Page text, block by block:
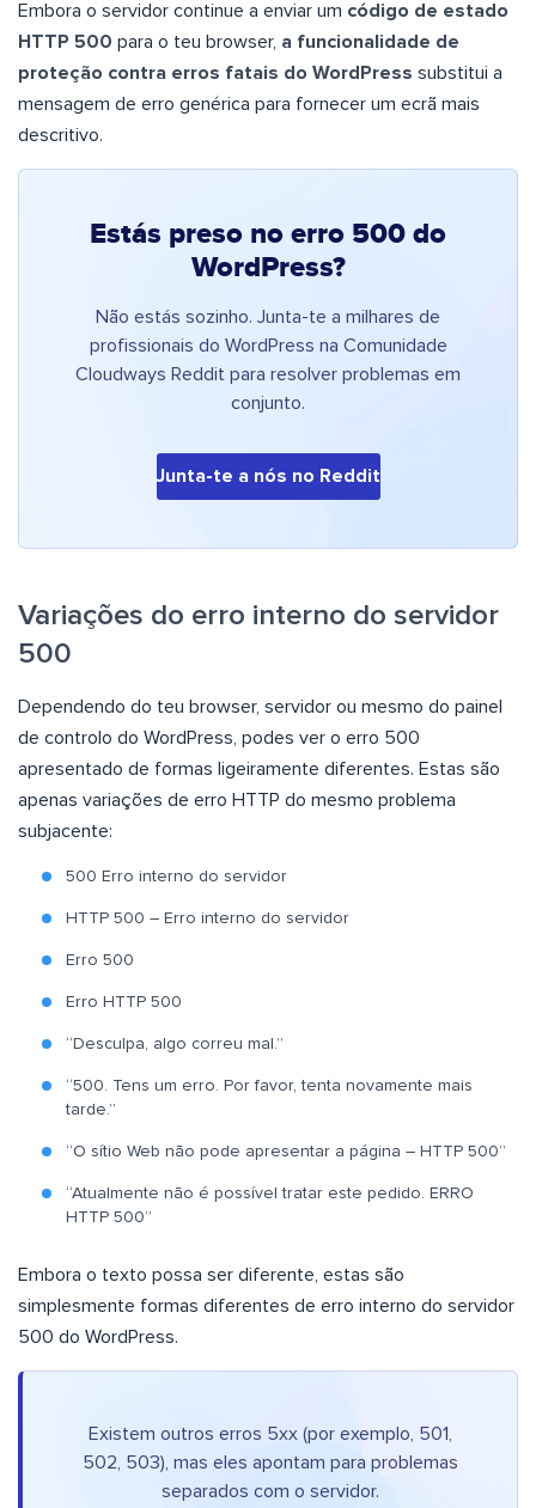
Embora o servidor continue a enviar um código de estado
HTTP 500 para o teu browser, a funcionalidade de
proteção contra erros fatais do WordPress substitui a
mensagem de erro genérica para fornecer um ecrã mais
descritivo.
Estás preso no erro 500 do
WordPress?
Não estás sozinho. Junta-te a milhares de
profissionais do WordPress na Comunidade
Cloudways Reddit para resolver problemas em
conjunto.
Junta-te a nós no Reddit
Variações do erro interno do servidor
500
Dependendo do teu browser, servidor ou mesmo do painel
de controlo do WordPress, podes ver o erro 500
apresentado de formas ligeiramente diferentes. Estas são
apenas variações de erro HTTP do mesmo problema
subjacente:
500 Erro interno do servidor
HTTP 500 – Erro interno do servidor
Erro 500
Erro HTTP 500
“Desculpa, algo correu mal.”
“500. Tens um erro. Por favor, tenta novamente mais
tarde.”
“O sítio Web não pode apresentar a página – HTTP 500”
“Atualmente não é possível tratar este pedido. ERRO
HTTP 500”
Embora o texto possa ser diferente, estas são
simplesmente formas diferentes de erro interno do servidor
500 do WordPress.
Existem outros erros 5xx (por exemplo, 501,
502, 503), mas eles apontam para problemas
separados com o servidor.